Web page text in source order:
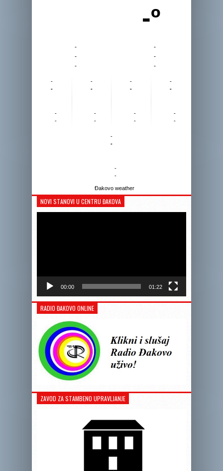
-º
-
-
-
-
-
-
-
-
-
-
-
-
-
-
-
-
-
-
-
-
-
-
-
-
-
-
Đakovo weather
NOVI STANOVI U CENTRU ĐAKOVA
00:00 01:22
RADIO ĐAKOVO ONLINE
ZAVOD ZA STAMBENO UPRAVLJANJE